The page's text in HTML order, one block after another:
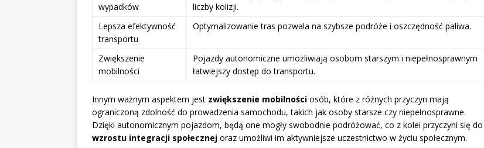
wypadków
liczby kolizji.
Lepsza efektywność
transportu
Optymalizowanie tras pozwala na szybsze podróże i oszczędność paliwa.
Zwiększenie
mobilności
Pojazdy autonomiczne umożliwiają osobom starszym i niepełnosprawnym
łatwiejszy dostęp do transportu.
Innym ważnym aspektem jest zwiększenie mobilności osób, które z różnych przyczyn mają
ograniczoną zdolność do prowadzenia samochodu, takich jak osoby starsze czy niepełnosprawne.
Dzięki autonomicznym pojazdom, będą one mogły swobodnie podróżować, co z kolei przyczyni się do
wzrostu integracji społecznej oraz umożliwi im aktywniejsze uczestnictwo w życiu społecznym.